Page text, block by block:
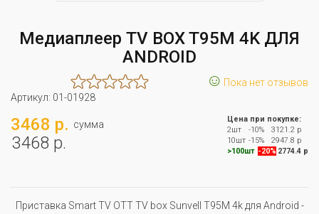
Медиаплеер TV BOX T95M 4K ДЛЯ
ANDROID
☺ Пока нет отзывов
Артикул: 01-01928
3468 р. сумма
3468 р.
Цена при покупке:
2шт
-10%
3121.2 р
10шт -15%
2947.8 р
>100шт -20% 2774.4 р
Приставка Smart TV OTT TV box Sunvell T95M 4k для Android -